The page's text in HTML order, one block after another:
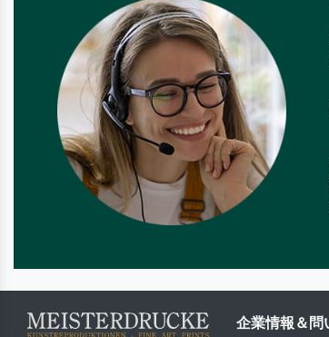
企業情報＆問